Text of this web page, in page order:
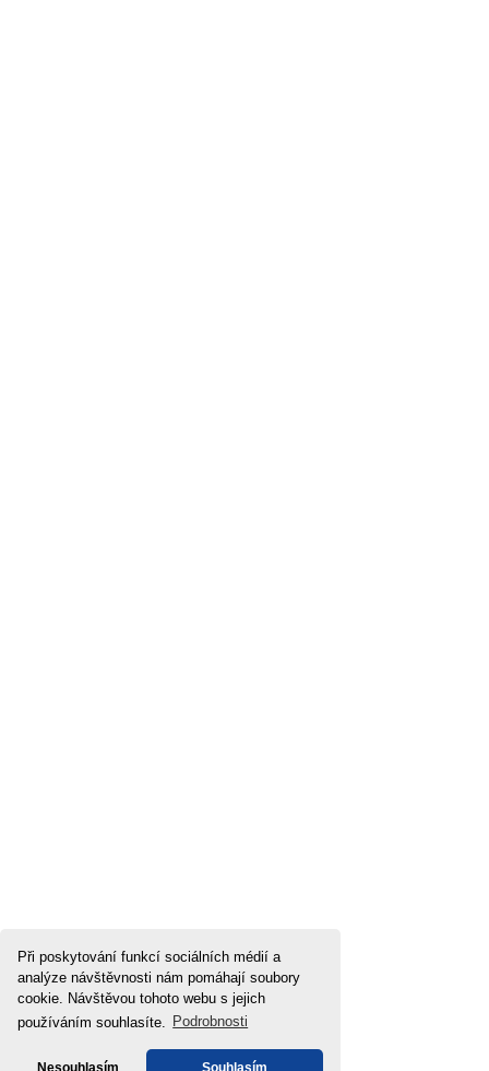
Při poskytování funkcí sociálních médií a
analýze návštěvnosti nám pomáhají soubory
cookie. Návštěvou tohoto webu s jejich
používáním souhlasíte.
Podrobnosti
Nesouhlasím Souhlasím